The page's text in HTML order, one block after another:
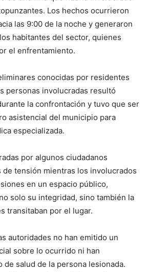
Los hechos ocurrieron
las 9:00 de la noche y generaron
habitantes del sector, quienes
el enfrentamiento.
conocidas por residentes
personas involucradas resultó
la confrontación y tuvo que ser
asistencial del municipio para
especializada.
por algunos ciudadanos
de tensión mientras los involucrados
en un espacio público,
solo su integridad, sino también la
transitaban por el lugar.
autoridades no han emitido un
sobre lo ocurrido ni han
de salud de la persona lesionada.